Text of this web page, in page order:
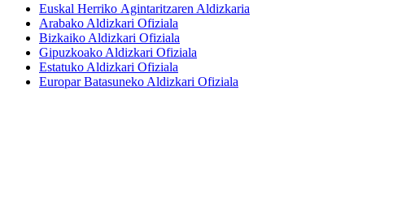
Euskal Herriko Agintaritzaren Aldizkaria
Arabako Aldizkari Ofiziala
Bizkaiko Aldizkari Ofiziala
Gipuzkoako Aldizkari Ofiziala
Estatuko Aldizkari Ofiziala
Europar Batasuneko Aldizkari Ofiziala